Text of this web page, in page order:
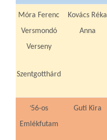
Móra Ferenc
Versmondó
Verseny
Szentgotthárd
Kovács Réka
Anna
’56-os
Emlékfutam
Guti Kira